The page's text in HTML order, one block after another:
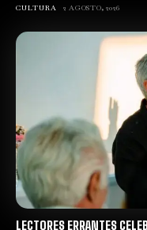
CULTURA 2 AGOSTO, 2026
LECTORES ERRANTES